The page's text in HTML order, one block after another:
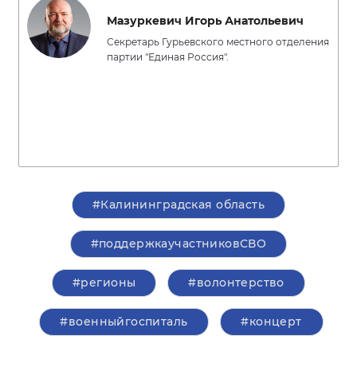
Мазуркевич Игорь Анатольевич
Секретарь Гурьевского местного отделения
партии "Единая Россия".
#Калининградская область
#поддержкаучастниковСВО
#регионы #волонтерство
#военныйгоспиталь #концерт